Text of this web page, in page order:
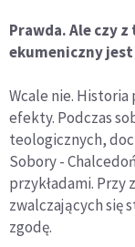
Prawda. Ale czy
ekumeniczny
Wcale nie.
efekty. Podczas
teologicznych,
Sobory -
przykładami.
zwalczających się
zgodę.